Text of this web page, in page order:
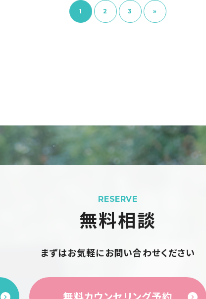
1 2 3 »
RESERVE
無料相談
まずはお気軽にお問い合わせください